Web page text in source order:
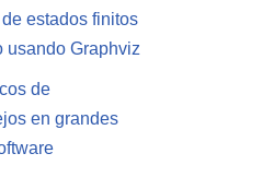
estados finitos
usando Graphviz
de
en grandes